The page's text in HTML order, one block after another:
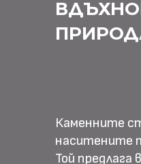
Каменните
наситените
Той